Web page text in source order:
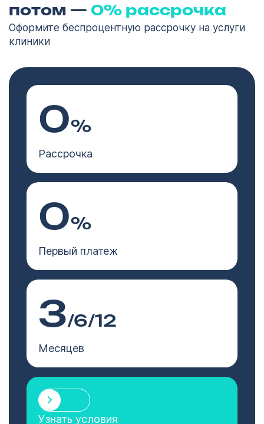
потом — 0% рассрочка
Оформите беспроцентную рассрочку на услуги
клиники
0%
Рассрочка
0%
Первый платеж
3/6/12
Месяцев
Узнать условия